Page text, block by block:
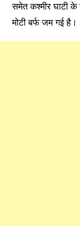
समेत कश्मीर घाटी के
मोटी बर्फ जम गई है।